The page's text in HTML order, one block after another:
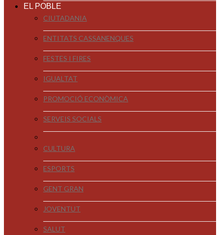
EL POBLE
CIUTADANIA
ENTITATS CASSANENQUES
FESTES I FIRES
IGUALTAT
PROMOCIÓ ECONÒMICA
SERVEIS SOCIALS
CULTURA
ESPORTS
GENT GRAN
JOVENTUT
SALUT